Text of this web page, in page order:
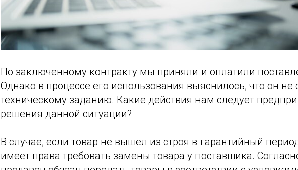
По заключенному контракту мы приняли и оплатили
Однако в процессе его использования выяснилось, что он не
техническому заданию. Какие действия нам следует
решения данной ситуации?
В случае, если товар не вышел из строя в гарантийный
имеет права требовать замены товара у поставщика.